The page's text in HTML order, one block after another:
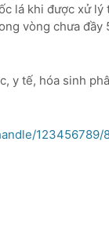
lá khi được xử
vòng chưa đầy
y tế, hóa sinh
123456789/